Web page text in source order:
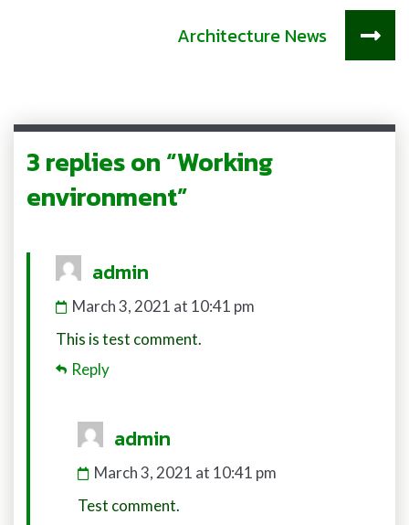
Architecture News
3 replies on “Working
environment”
admin
March 3, 2021 at 10:41 pm
This is test comment.
Reply
admin
March 3, 2021 at 10:41 pm
Test comment.